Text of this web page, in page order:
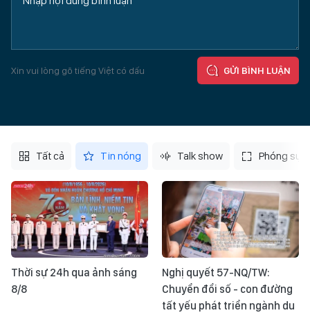
Xin vui lòng gõ tiếng Việt có dấu GỬI BÌNH LUẬN
Tất cả Tin nóng Talk show Phóng sự
Thời sự 24h qua ảnh sáng
8/8
Nghị quyết 57-NQ/TW:
Chuyển đổi số - con đường
tất yếu phát triển ngành du